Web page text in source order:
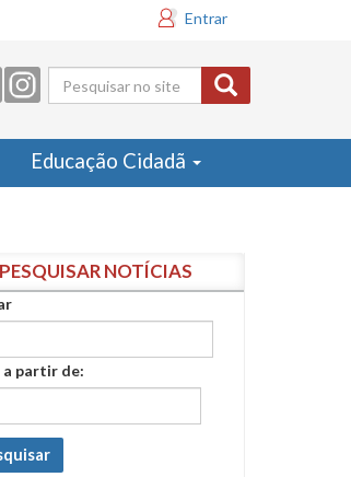
Entrar
Formulário
de busca
Educação Cidadã
PESQUISAR NOTÍCIAS
a partir de: